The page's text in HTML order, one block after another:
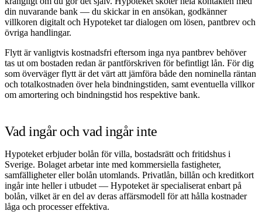
din nuvarande bank — du skickar in en ansökan, godkänner
villkoren digitalt och Hypoteket tar dialogen om lösen, pantbrev och
övriga handlingar.
Flytt är vanligtvis kostnadsfri eftersom inga nya pantbrev behöver
tas ut om bostaden redan är pantförskriven för befintligt lån. För dig
som överväger flytt är det värt att jämföra både den nominella räntan
och totalkostnaden över hela bindningstiden, samt eventuella villkor
om amortering och bindningstid hos respektive bank.
Vad ingår och vad ingår inte
Hypoteket erbjuder bolån för villa, bostadsrätt och fritidshus i
Sverige. Bolaget arbetar inte med kommersiella fastigheter,
samfälligheter eller bolån utomlands. Privatlån, billån och kreditkort
ingår inte heller i utbudet — Hypoteket är specialiserat enbart på
bolån, vilket är en del av deras affärsmodell för att hålla kostnader
låga och processer effektiva.